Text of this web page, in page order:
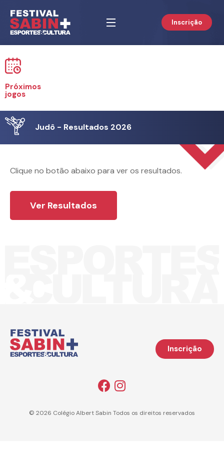
Inscrição
Próximos
jogos
Judô - Resultados 2026
Clique no botão abaixo para ver os resultados.
Ver Resultados
Inscrição
© 2026 Colégio Albert Sabin Todos os direitos reservados